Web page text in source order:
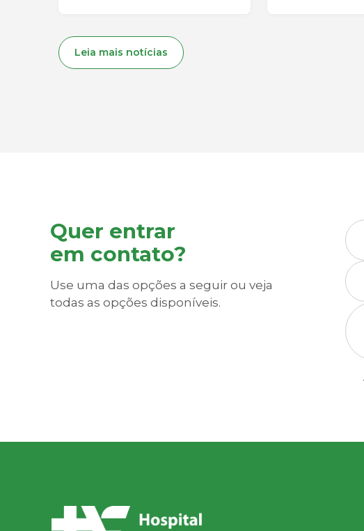
permitiu que todas as etapas
clínicas, científicas e
regulatórias fossem concluídas
Leia mais notícias
Quer entrar
em contato?
Use uma das opções a seguir ou veja
todas as opções disponíveis.